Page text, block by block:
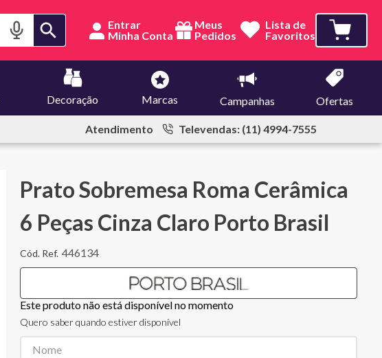
Entrar
Meus
Pedidos
Lista de
Favoritos
Decoração Marcas Campanhas Ofertas
Atendimento Televendas: (11) 4994-7555
Prato Sobremesa Roma Cerâmica
6 Peças Cinza Claro Porto Brasil
446134
Este produto não está disponível no momento
Quero saber quando estiver disponível